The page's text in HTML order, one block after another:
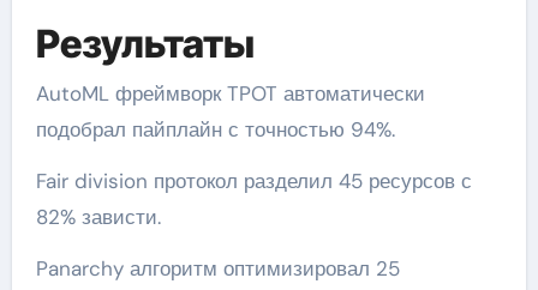
Результаты
AutoML фреймворк TPOT автоматически
подобрал пайплайн с точностью 94%.
Fair division протокол разделил 45 ресурсов с
82% зависти.
Panarchy алгоритм оптимизировал 25